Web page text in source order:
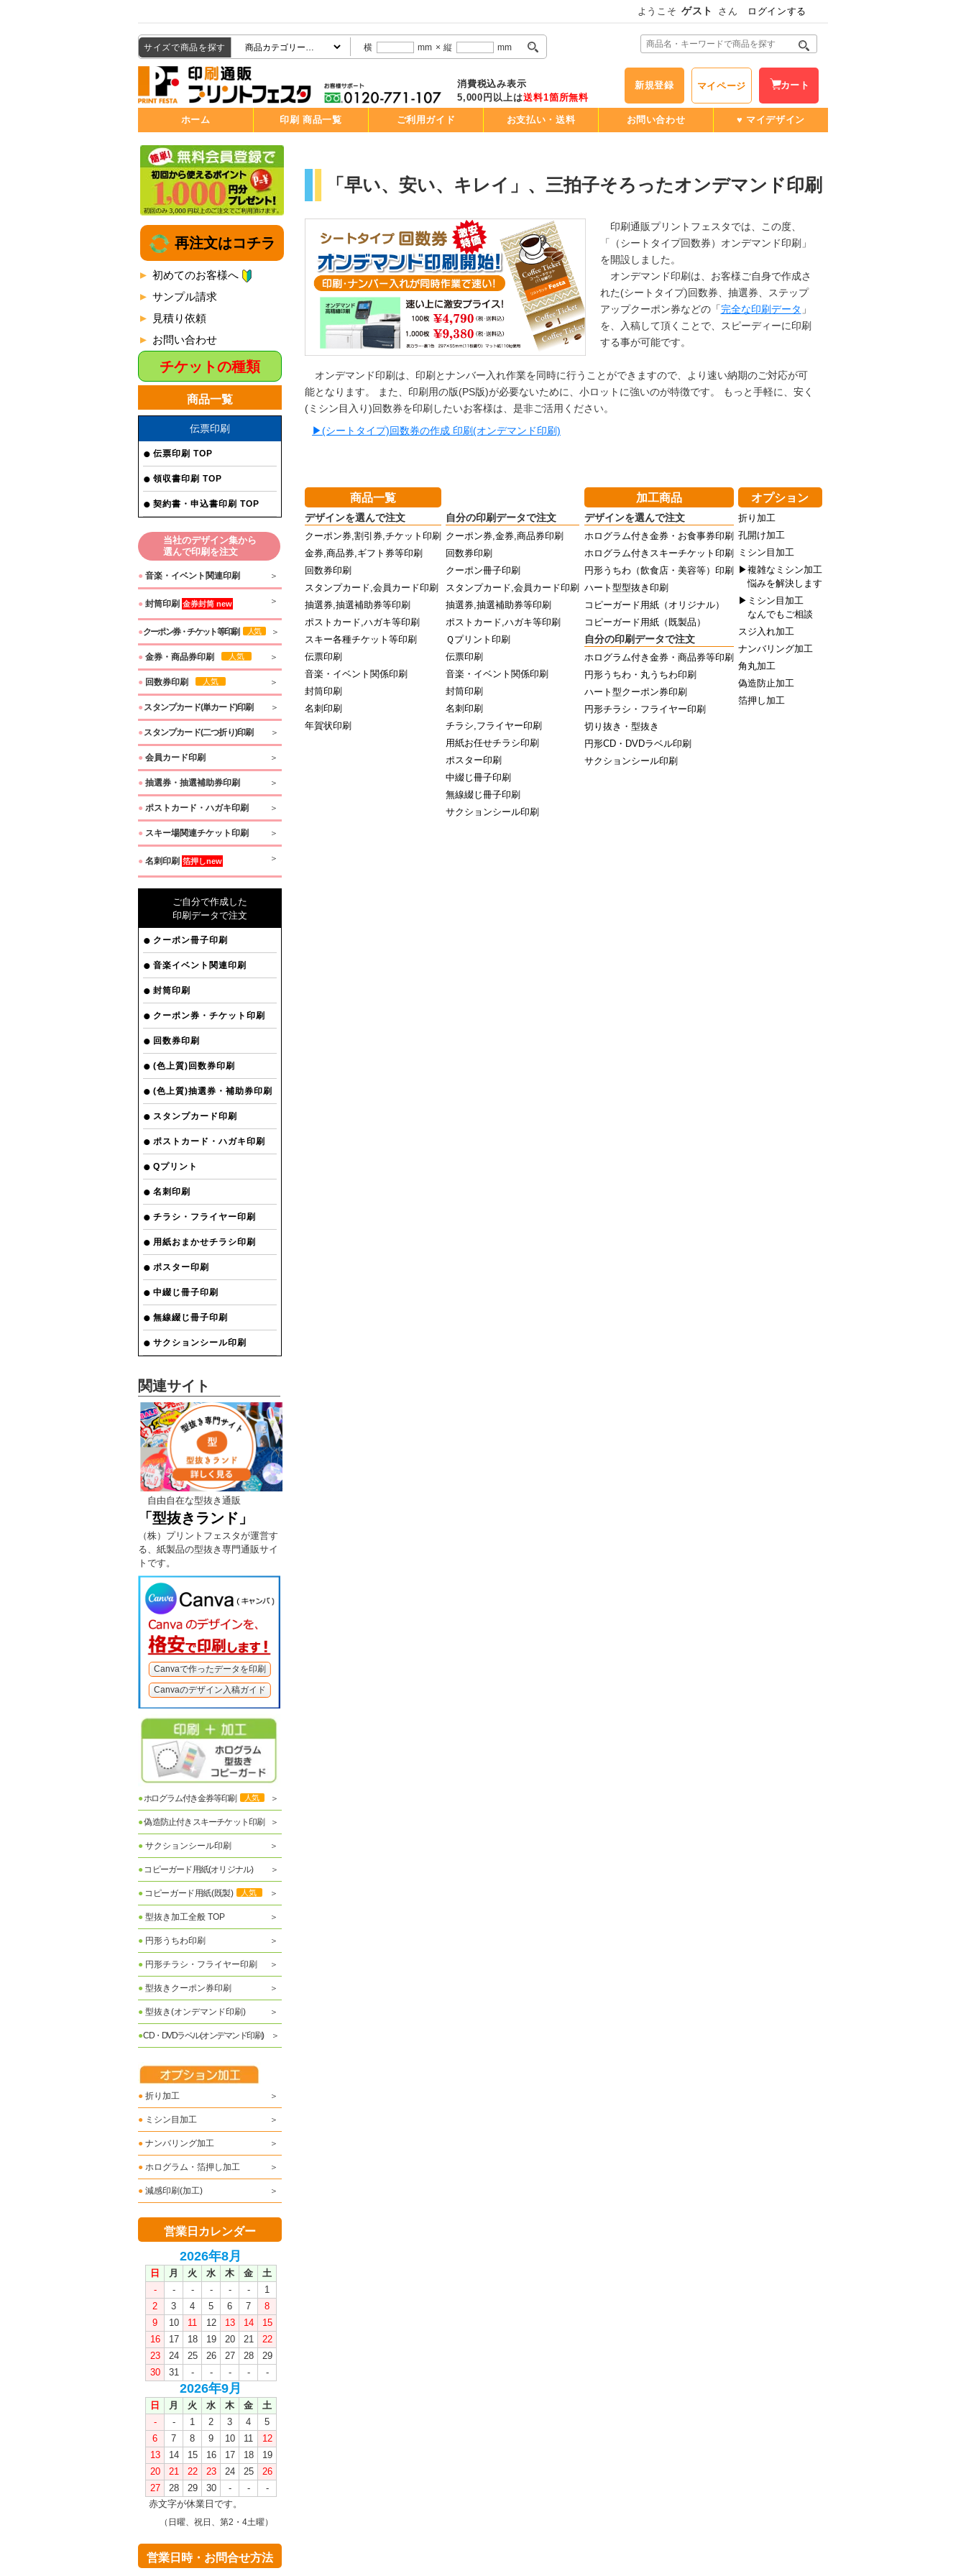
ようこそ ゲスト さん ログインする
サイズで商品を探す 横 mm × 縦 mm
消費税込み表示
5,000円以上は送料1箇所無料
新規登録 マイページ カート
ホーム 印刷 商品一覧 ご利用ガイド お支払い・送料 お問い合わせ ♥ マイデザイン
再注文はコチラ
初めてのお客様へ
サンプル請求
見積り依頼
お問い合わせ
チケットの種類
商品一覧
伝票印刷
伝票印刷 TOP
領収書印刷 TOP
契約書・申込書印刷 TOP
当社のデザイン集から
選んで印刷を注文
● 音楽・イベント関連印刷
● 封筒印刷 金券封筒 new
●クーポン券・チケット等印刷 人気
● 金券・商品券印刷 人気
● 回数券印刷 人気
● スタンプカード(単カード)印刷
● スタンプカード(二つ折り)印刷
● 会員カード印刷
● 抽選券・抽選補助券印刷
● ポストカード・ハガキ印刷
● スキー場関連チケット印刷
● 名刺印刷 箔押しnew
ご自分で作成した
印刷データで注文
クーポン冊子印刷
音楽イベント関連印刷
封筒印刷
クーポン券・チケット印刷
回数券印刷
(色上質)回数券印刷
(色上質)抽選券・補助券印刷
スタンプカード印刷
ポストカード・ハガキ印刷
Qプリント
名刺印刷
チラシ・フライヤー印刷
用紙おまかせチラシ印刷
ポスター印刷
中綴じ冊子印刷
無線綴じ冊子印刷
サクションシール印刷
関連サイト
自由自在な型抜き通販
「型抜きランド」
（株）プリントフェスタが運営す
る、紙製品の型抜き専門通販サイ
トです。
Canvaで作ったデータを印刷
Canvaのデザイン入稿ガイド
●ホログラム付き金券等印刷 人気
●偽造防止付きスキーチケット印刷
● サクションシール印刷
● コピーガード用紙(オリジナル)
● コピーガード用紙(既製) 人気
● 型抜き加工全般 TOP
● 円形うちわ印刷
● 円形チラシ・フライヤー印刷
● 型抜きクーポン券印刷
● 型抜き(オンデマンド印刷)
●CD・DVDラベル(オンデマンド印刷)
● 折り加工
● ミシン目加工
● ナンバリング加工
● ホログラム・箔押し加工
● 減感印刷(加工)
営業日カレンダー
2026年8月
日 月 火 水 木 金
土
-
- - - - -
1
2
3 4 5 6 7
8
9
10 11 12 13 14
15
16
17 18 19 20 21
22
23
24 25 26 27 28
29
30
31 - - - - -
2026年9月
日 月 火 水 木 金
土
-
- 1 2 3 4
5
6
7 8 9 10 11
12
13
14 15 16 17 18
19
20
21 22 23 24 25
26
27
28 29 30 - -
-
赤文字が休業日です。
（日曜、祝日、第2・4土曜）
営業日時・お問合せ方法
「早い、安い、キレイ」、三拍子そろったオンデマンド印刷
印刷通販プリントフェスタでは、この度、
「（シートタイプ回数券）オンデマンド印刷」
を開設しました。
オンデマンド印刷は、お客様ご自身で作成さ
れた(シートタイプ)回数券、抽選券、ステップ
アップクーポン券などの「完全な印刷データ 」
を、入稿して頂くことで、スピーディーに印刷
する事が可能です。
オンデマンド印刷は、印刷とナンバー入れ作業を同時に行うことができますので、より速い納期のご対応が可
能となります。 また、印刷用の版(PS版)が必要ないために、小ロットに強いのが特徴です。 もっと手軽に、安く
(ミシン目入り)回数券を印刷したいお客様は、是非ご活用ください。
▶(シートタイプ)回数券の作成 印刷(オンデマンド印刷)
商品一覧
デザインを選んで注文
クーポン券,割引券,チケット印刷
金券,商品券,ギフト券等印刷
回数券印刷
スタンプカード,会員カード印刷
抽選券,抽選補助券等印刷
ポストカード,ハガキ等印刷
スキー各種チケット等印刷
伝票印刷
音楽・イベント関係印刷
封筒印刷
名刺印刷
年賀状印刷
自分の印刷データで注文
クーポン券,金券,商品券印刷
回数券印刷
クーポン冊子印刷
スタンプカード,会員カード印刷
抽選券,抽選補助券等印刷
ポストカード,ハガキ等印刷
Ｑプリント印刷
伝票印刷
音楽・イベント関係印刷
封筒印刷
名刺印刷
チラシ,フライヤー印刷
用紙お任せチラシ印刷
ポスター印刷
中綴じ冊子印刷
無線綴じ冊子印刷
サクションシール印刷
加工商品
デザインを選んで注文
ホログラム付き金券・お食事券印刷
ホログラム付きスキーチケット印刷
円形うちわ（飲食店・美容等）印刷
ハート型型抜き印刷
コピーガード用紙（オリジナル）
コピーガード用紙（既製品）
自分の印刷データで注文
ホログラム付き金券・商品券等印刷
円形うちわ・丸うちわ印刷
ハート型クーポン券印刷
円形チラシ・フライヤー印刷
切り抜き・型抜き
円形CD・DVDラベル印刷
サクションシール印刷
オプション
折り加工
孔開け加工
ミシン目加工
▶複雑なミシン加工
悩みを解決します
▶ミシン目加工
なんでもご相談
スジ入れ加工
ナンバリング加工
角丸加工
偽造防止加工
箔押し加工